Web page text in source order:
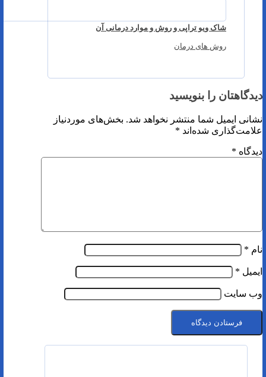
شاک ویو تراپی و روش و موارد درمانی آن
روش های درمان
دیدگاهتان را بنویسید
نشانی ایمیل شما منتشر نخواهد شد. بخش‌های موردنیاز
علامت‌گذاری شده‌اند *
دیدگاه *
نام *
ایمیل *
وب‌ سایت